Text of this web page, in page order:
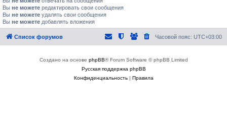
Вы не можете редактировать свои сообщения
Вы не можете удалять свои сообщения
Вы не можете добавлять вложения
Список форумов Часовой пояс: UTC+03:00
Создано на основе phpBB® Forum Software © phpBB Limited
Русская поддержка phpBB
Конфиденциальность| Правила